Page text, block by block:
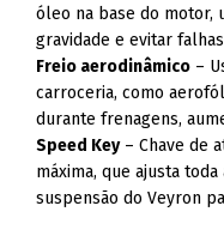
óleo na base do motor,
gravidade e evitar
Freio aerodinâmico –
carroceria, como
durante frenagens,
Speed Key– Chave de
máxima, que ajusta
suspensão do Veyron